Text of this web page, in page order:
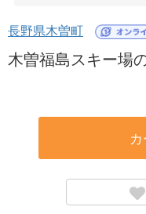
長野県木曽町
木曽福島スキー場